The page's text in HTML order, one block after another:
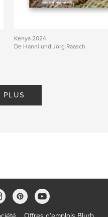
Kenya 2024
De Hanni und Jörg Raasch
PLUS